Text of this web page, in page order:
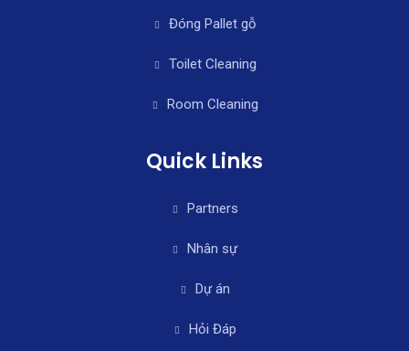
Đóng Pallet gỗ
Toilet Cleaning
Room Cleaning
Quick Links
Partners
Nhân sự
Dự án
Hỏi Đáp